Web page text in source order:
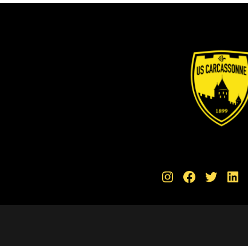
Instagram Facebook Twitter LinkedIn